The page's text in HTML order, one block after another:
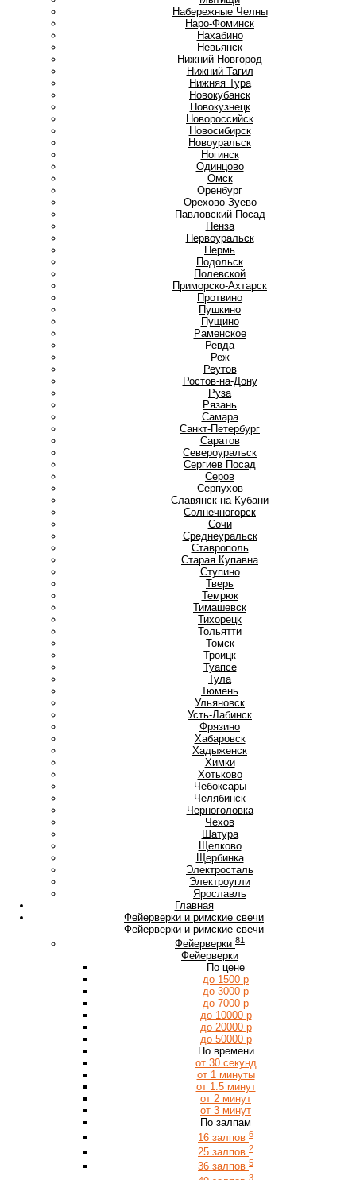
Набережные Челны
Наро-Фоминск
Нахабино
Невьянск
Нижний Новгород
Нижний Тагил
Нижняя Тура
Новокубанск
Новокузнецк
Новороссийск
Новосибирск
Новоуральск
Ногинск
Одинцово
Омск
Оренбург
Орехово-Зуево
Павловский Посад
Пенза
Первоуральск
Пермь
Подольск
Полевской
Приморско-Ахтарск
Протвино
Пушкино
Пущино
Раменское
Ревда
Реж
Реутов
Ростов-на-Дону
Руза
Рязань
Самара
Санкт-Петербург
Саратов
Североуральск
Сергиев Посад
Серов
Серпухов
Славянск-на-Кубани
Солнечногорск
Сочи
Среднеуральск
Ставрополь
Старая Купавна
Ступино
Тверь
Темрюк
Тимашевск
Тихорецк
Тольятти
Томск
Троицк
Туапсе
Тула
Тюмень
Ульяновск
Усть-Лабинск
Фрязино
Хабаровск
Хадыженск
Химки
Хотьково
Чебоксары
Челябинск
Черноголовка
Чехов
Шатура
Щелково
Щербинка
Электросталь
Электроугли
Ярославль
Главная
Фейерверки и римские свечи
Фейерверки и римские свечи
Фейерверки 81
Фейерверки
По цене
до 1500 р
до 3000 р
до 7000 р
до 10000 р
до 20000 р
до 50000 р
По времени
от 30 секунд
от 1 минуты
от 1.5 минут
от 2 минут
от 3 минут
По залпам
16 залпов 6
25 залпов 2
36 залпов 5
3